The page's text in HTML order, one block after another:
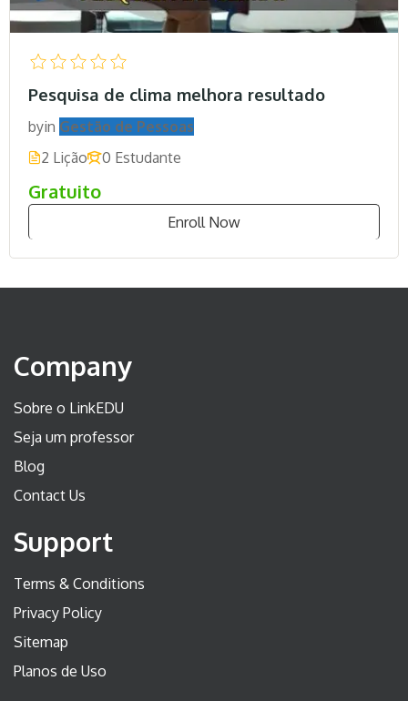
Pesquisa de clima melhora resultado
byin Gestão de Pessoas
2 Lição
0 Estudante
Gratuito
Enroll Now
Company
Sobre o LinkEDU
Seja um professor
Blog
Contact Us
Support
Terms & Conditions
Privacy Policy
Sitemap
Planos de Uso